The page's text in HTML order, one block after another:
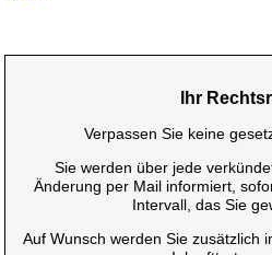
Ihr
Verpassen Sie keine
Sie werden über jede
Änderung per Mail informiert,
Intervall, das Sie
Auf Wunsch werden Sie zusätzlich